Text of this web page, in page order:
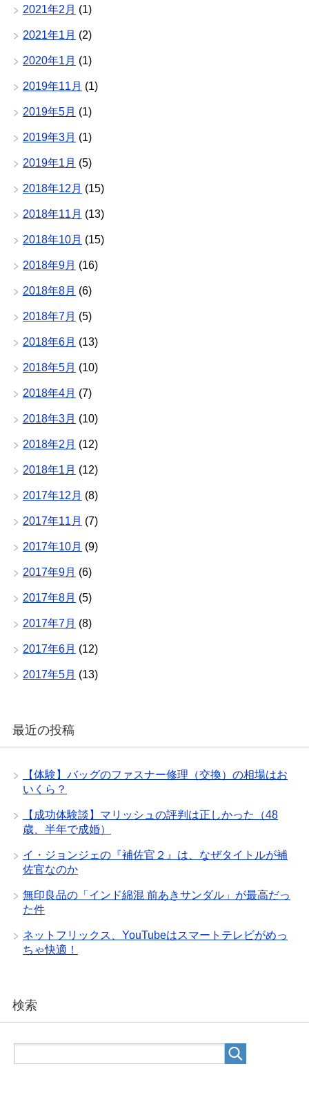
2021年2月 (1)
2021年1月 (2)
2020年1月 (1)
2019年11月 (1)
2019年5月 (1)
2019年3月 (1)
2019年1月 (5)
2018年12月 (15)
2018年11月 (13)
2018年10月 (15)
2018年9月 (16)
2018年8月 (6)
2018年7月 (5)
2018年6月 (13)
2018年5月 (10)
2018年4月 (7)
2018年3月 (10)
2018年2月 (12)
2018年1月 (12)
2017年12月 (8)
2017年11月 (7)
2017年10月 (9)
2017年9月 (6)
2017年8月 (5)
2017年7月 (8)
2017年6月 (12)
2017年5月 (13)
最近の投稿
【体験】バッグのファスナー修理（交換）の相場はお
いくら？
【成功体験談】マリッシュの評判は正しかった（48
歳、半年で成婚）
イ・ジョンジェの『補佐官２』は、なぜタイトルが補
佐官なのか
無印良品の「インド綿混 前あきサンダル」が最高だっ
た件
ネットフリックス、YouTubeはスマートテレビがめっ
ちゃ快適！
検索